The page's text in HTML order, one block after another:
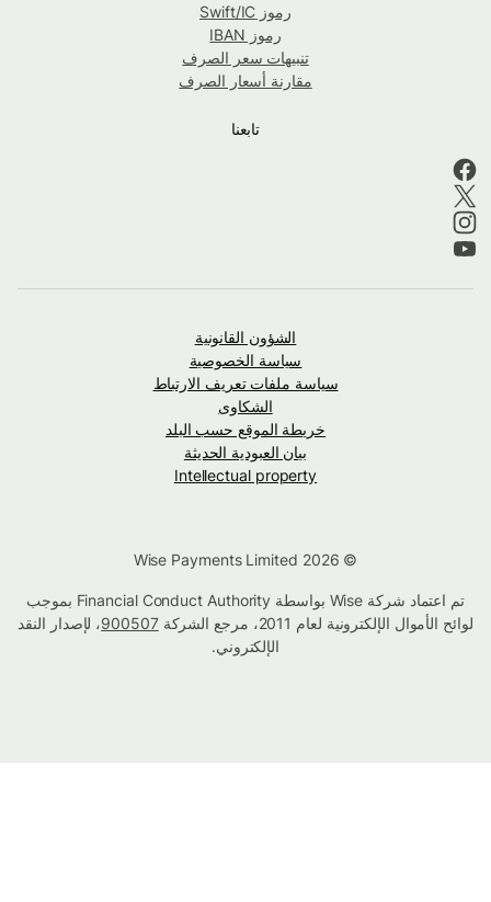
رموز Swift/IC
رموز IBAN
تنبيهات سعر الصرف
مقارنة أسعار الصرف
تابعنا
الشؤون القانونية
سياسة الخصوصية
سياسة ملفات تعريف الارتباط
الشكاوى
خريطة الموقع حسب البلد
بيان العبودية الحديثة
Intellectual property
تم اعتماد شركة Wise بواسطة Financial Conduct Authority بموجب
لوائح الأموال الإلكترونية لعام 2011، مرجع الشركة
900507، لإصدار النقد
الإلكتروني.